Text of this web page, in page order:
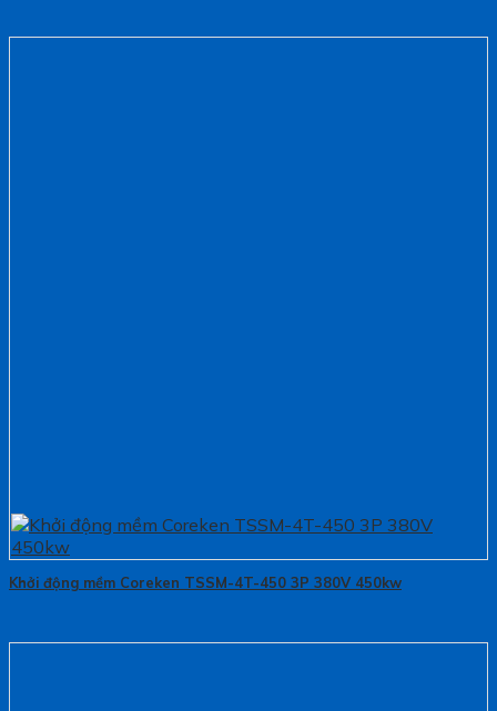
Khởi động mềm Coreken TSSM-4T-450 3P 380V 450kw